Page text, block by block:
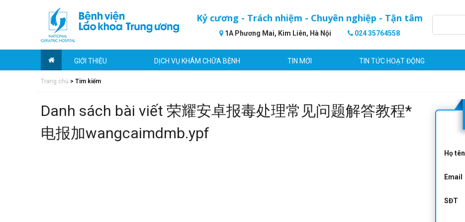
Kỷ cương - Trách nhiệm - Chuyên nghiệp - Tận tâm
1A Phương Mai, Kim Liên, Hà Nội 024 35764558
GIỚI THIỆU DỊCH VỤ KHÁM CHỮA BỆNH TIN MỚI TIN TỨC HOẠT ĐỘNG
Trang chủ > Tim kiếm
Danh sách bài viết 荣耀安卓报毒处理常见问题解答教程*
电报加wangcaimdmb.ypf
Họ tên
Email
SĐT